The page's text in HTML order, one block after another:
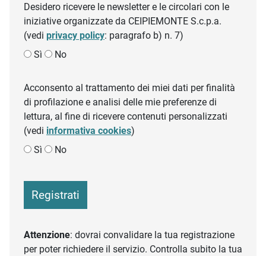
Desidero ricevere le newsletter e le circolari con le
iniziative organizzate da CEIPIEMONTE S.c.p.a.
(vedi privacy policy: paragrafo b) n. 7)
Sì
No
Acconsento al trattamento dei miei dati per finalità
di profilazione e analisi delle mie preferenze di
lettura, al fine di ricevere contenuti personalizzati
(vedi informativa cookies)
Sì
No
Registrati
Attenzione: dovrai convalidare la tua registrazione
per poter richiedere il servizio. Controlla subito la tua